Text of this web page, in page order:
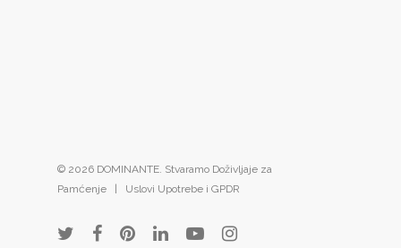
© 2026 DOMINANTE. Stvaramo Doživljaje za
Pamćenje | Uslovi Upotrebe i GPDR